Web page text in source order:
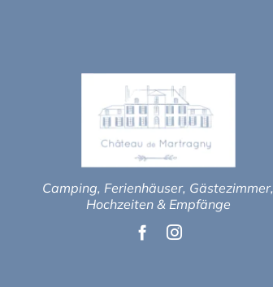
Camping, Ferienhäuser, Gästezimmer,
Hochzeiten & Empfänge